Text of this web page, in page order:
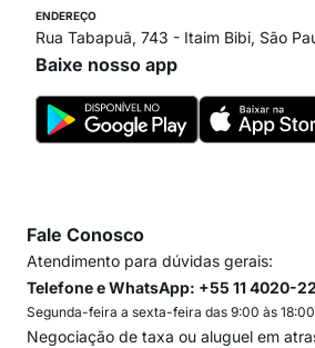
ENDEREÇO
Rua Tabapuã, 743 - Itaim Bibi, São
Baixe nosso app
Fale Conosco
Atendimento para dúvidas gerais:
Telefone e WhatsApp: +55 11 4020-
Segunda-feira a sexta-feira das 9:00 às 18:00
Negociação de taxa ou aluguel em